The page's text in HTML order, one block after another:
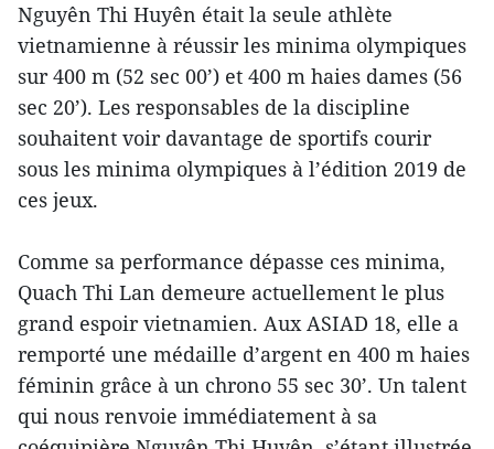
Nguyên Thi Huyên était la seule athlète
vietnamienne à réussir les minima olympiques
sur 400 m (52 sec 00’) et 400 m haies dames (56
sec 20’). Les responsables de la discipline
souhaitent voir davantage de sportifs courir
sous les minima olympiques à l’édition 2019 de
ces jeux.
Comme sa performance dépasse ces minima,
Quach Thi Lan demeure actuellement le plus
grand espoir vietnamien. Aux ASIAD 18, elle a
remporté une médaille d’argent en 400 m haies
féminin grâce à un chrono 55 sec 30’. Un talent
qui nous renvoie immédiatement à sa